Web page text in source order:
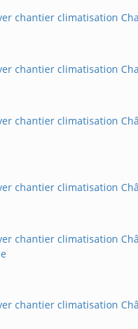
chantier climatisation
chantier climatisation
chantier climatisation
chantier climatisation
chantier climatisation
chantier climatisation